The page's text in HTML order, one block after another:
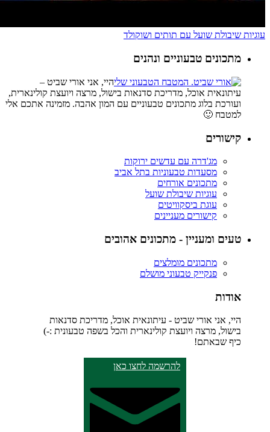
עוגיות שיבולת שועל עם תותים ושוקולד
מתכונים טבעוניים ונהנים
היי, אני אורי שביט –
עיתונאית אוכל, מדריכת סדנאות בישול, מרצה ויועצת קולינארית,
ועורכת בלוג מתכונים טבעוניים עם המון אהבה. מזמינה אתכם אלי
למטבח 🙂
קישורים
מג'דרה עם עדשים ירוקות
מסעדות טבעוניות בתל אביב
מתכונים אורחים
עוגיות שיבולת שועל
עוגת ביסקוויטים
קישורים מעניינים
טעים ומעניין - מתכונים אהובים
מתכונים מומלצים
פנקייק טבעוני מושלם
אודות
היי, אני אורי שביט - עיתונאית אוכל, מדריכת סדנאות
בישול, מרצה ויועצת קולינארית והכל בשפה טבעונית :-)
כיף שבאתם!
להרשמה לחצו כאן